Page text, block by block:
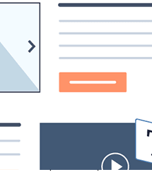
association comme la
qu'il est possible de déduire au
week end
SUISSE des parents
un week end ou les
entre parents. Il y a des